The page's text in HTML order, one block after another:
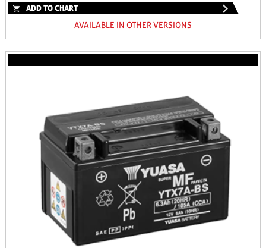
ADD TO CHART
AVAILABLE IN OTHER VERSIONS